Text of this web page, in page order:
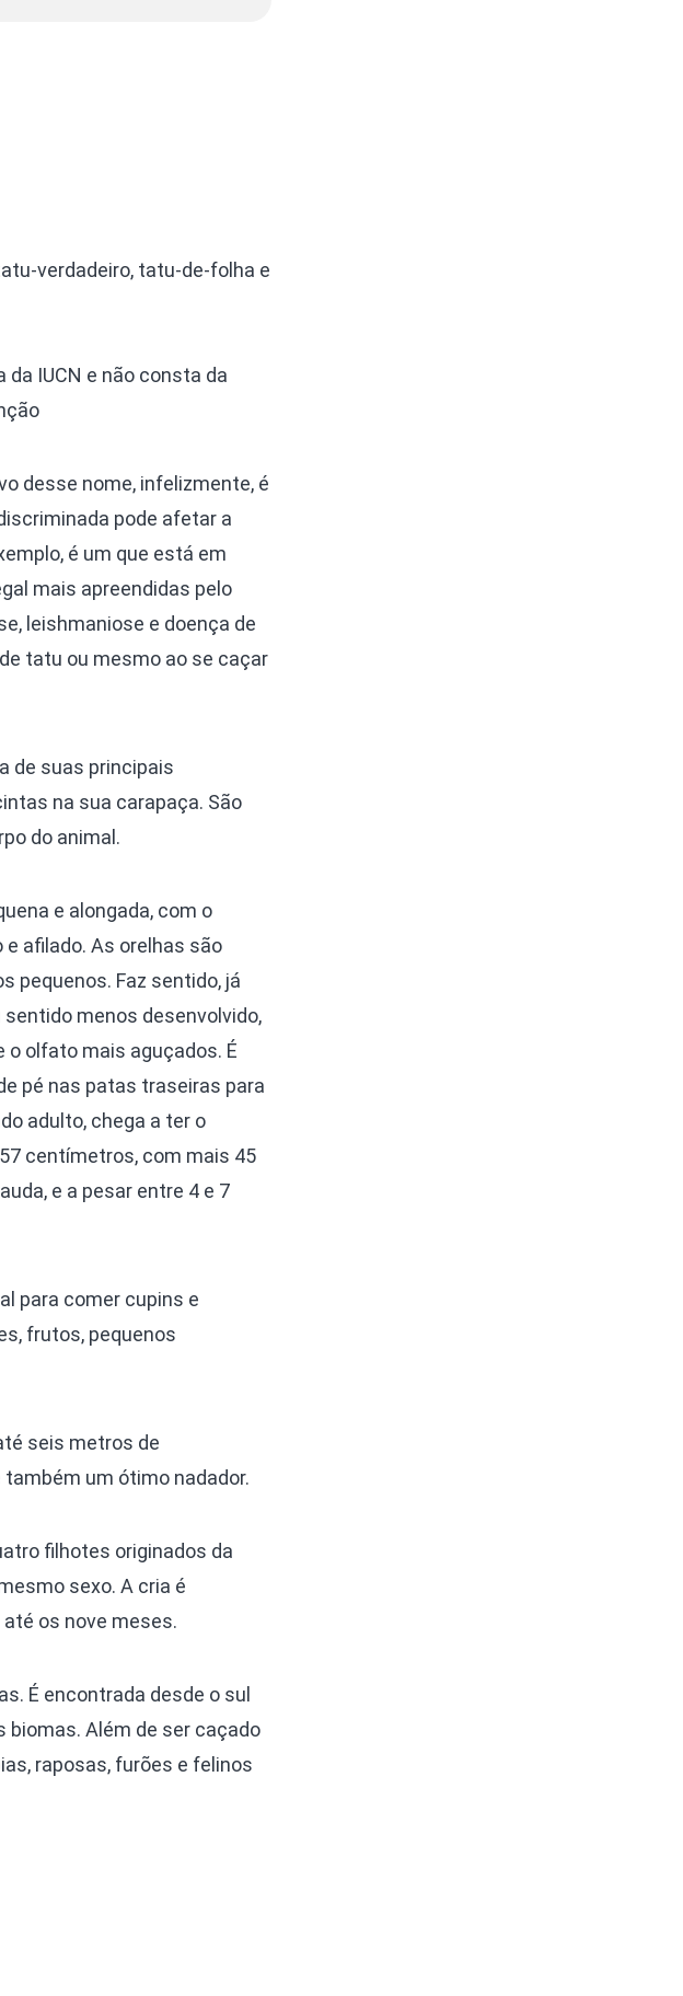
verdadeiro, tatu-de-folha e
da IUCN e não consta da
desse nome, infelizmente, é
pode afetar a
é um que está em
mais apreendidas pelo
leishmaniose e doença de
tatu ou mesmo ao se caçar
de suas principais
na sua carapaça. São
do animal.
e alongada, com o
afilado. As orelhas são
pequenos. Faz sentido, já
sentido menos desenvolvido,
o olfato mais aguçados. É
pé nas patas traseiras para
adulto, chega a ter o
centímetros, com mais 45
e a pesar entre 4 e 7
para comer cupins e
frutos, pequenos
seis metros de
um ótimo nadador.
filhotes originados da
sexo. A cria é
os nove meses.
É encontrada desde o sul
biomas. Além de ser caçado
raposas, furões e felinos